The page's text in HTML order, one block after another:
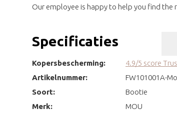
Our employee is happy to help you find the
Specificaties
Kopersbescherming:
4.9/5 score
Artikelnummer:
FW101001A-
Soort:
Bootie
Merk:
MOU